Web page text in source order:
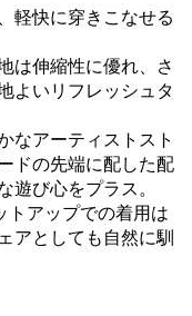
軽快に穿きこなせる
は伸縮性に優れ、さ
よいリフレッシュタ
なアーティストスト
ドの先端に配した配
遊び心をプラス。
トアップでの着用は
アとしても自然に馴